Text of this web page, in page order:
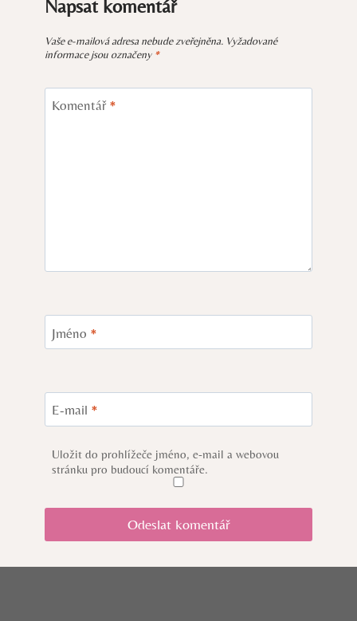
Napsat komentář
Vaše e-mailová adresa nebude zveřejněna. Vyžadované
informace jsou označeny *
Komentář *
Jméno *
E-mail *
Uložit do prohlížeče jméno, e-mail a webovou
stránku pro budoucí komentáře.